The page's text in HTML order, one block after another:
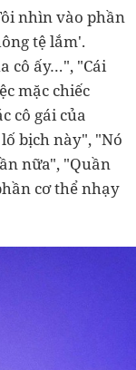
nhìn vào phần
tệ lắm'.
cô ấy…", "Cái
mặc chiếc
cô gái của
bịch này", "Nó
nữa", "Quần
cơ thể nhạy